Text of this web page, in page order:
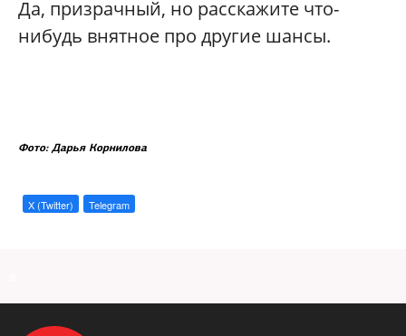
Да, призрачный, но расскажите что-
нибудь внятное про другие шансы.
Фото: Дарья Корнилова
X (Twitter) Telegram